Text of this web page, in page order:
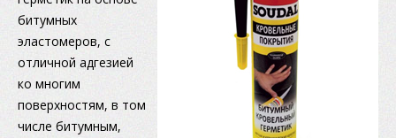
битумных
эластомеров, с
отличной адгезией
ко многим
поверхностям, в том
числе битумным,